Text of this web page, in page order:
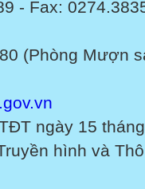
- Fax:
Mượn sách
ngày 15
hình và